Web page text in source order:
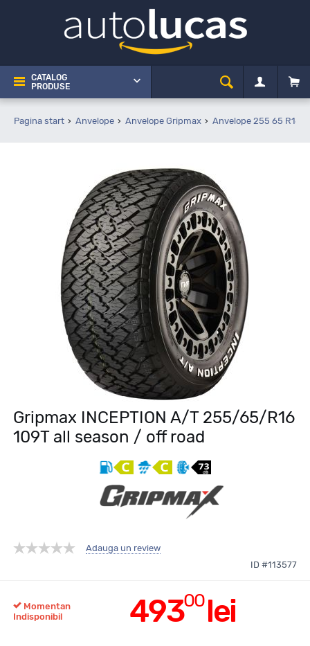
CATALOG
PRODUSE
Pagina start Anvelope Anvelope Gripmax Anvelope 255 65 R16
Gripmax INCEPTION A/T 255/65/R16
109T all season / off road
Adauga un review
ID #113577
49300lei
Momentan
Indisponibil